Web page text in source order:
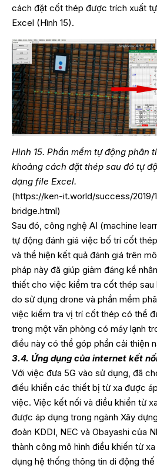
cách đặt cốt thép được trích xuất
Excel (Hình 15).
Hình 15. Phần mềm tự động phân
khoảng cách đặt thép sau đó tự
dạng file Excel.
(https://ken-it.world/success/2019/
bridge.html)
Sau đó, công nghệ AI (machine
tự động đánh giá việc bố trí cốt
và thể hiện kết quả đánh giá trên
pháp này đã giúp giảm đáng kể
thiết cho việc kiểm tra cốt thép sau
do sử dụng drone và phần mềm
việc kiểm tra vị trí cốt thép có thể
trong một văn phòng có máy lạnh
điều này có thể góp phần cải thiện
3.4. Ứng dụng của internet kết
Với việc đưa 5G vào sử dụng, đã
điều khiển các thiết bị từ xa được
việc. Việc kết nối và điều khiển từ
được áp dụng trong ngành Xây
đoàn KDDI, NEC và Obayashi của
thành công mô hình điều khiến từ
dụng hệ thống thông tin di động thế